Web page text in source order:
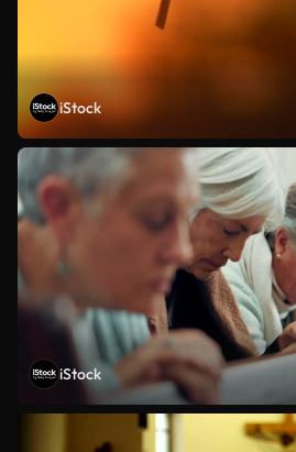
iStock
iStock